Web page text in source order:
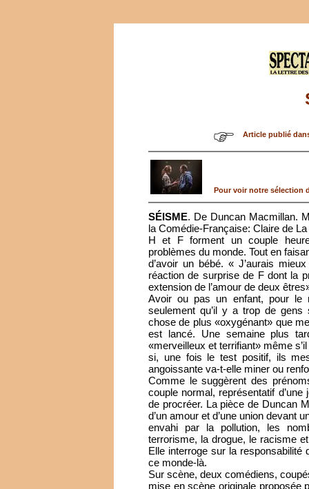
Article publié
Pour voir notre sélection
SÉISME. De Duncan Macmillan.
la Comédie-Française: Claire de
H et F forment un couple
problèmes du monde. Tout en
d’avoir un bébé. « J’aurais
réaction de surprise de F dont la
extension de l’amour de deux
Avoir ou pas un enfant, pour le
seulement qu’il y a trop de
chose de plus «oxygénant» que
est lancé. Une semaine plus
«merveilleux et terrifiant» même
si, une fois le test positif, ils
angoissante va-t-elle miner ou
Comme le suggèrent des
couple normal, représentatif
de procréer. La pièce de Duncan
d’un amour et d’une union devant
envahi par la pollution, les
terrorisme, la drogue, le racisme
Elle interroge sur la responsabilité
ce monde-là.
Sur scène, deux comédiens,
mise en scène originale proposée